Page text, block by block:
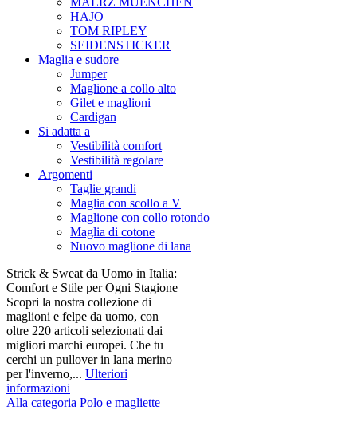
HAJO
TOM RIPLEY
SEIDENSTICKER
Maglia e sudore
Jumper
Maglione a collo alto
Gilet e maglioni
Cardigan
Si adatta a
Vestibilità comfort
Vestibilità regolare
Argomenti
Taglie grandi
Maglia con scollo a V
Maglione con collo rotondo
Maglia di cotone
Nuovo maglione di lana
Strick & Sweat da Uomo in Italia:
Comfort e Stile per Ogni Stagione
Scopri la nostra collezione di
maglioni e felpe da uomo, con
oltre 220 articoli selezionati dai
migliori marchi europei. Che tu
cerchi un pullover in lana merino
per l'inverno,... Ulteriori
informazioni
Alla categoria Polo e magliette